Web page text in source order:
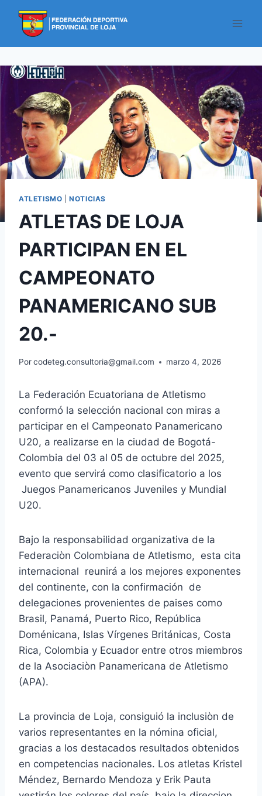
ATLETISMO |NOTICIAS
ATLETAS DE LOJA
PARTICIPAN EN EL
CAMPEONATO
PANAMERICANO SUB
20.-
Porcodeteg.consultoria@gmail.com marzo 4, 2026
La Federación Ecuatoriana de Atletismo
conformó la selección nacional con miras a
participar en el Campeonato Panamericano
U20, a realizarse en la ciudad de Bogotá-
Colombia del 03 al 05 de octubre del 2025,
evento que servirá como clasificatorio a los
Juegos Panamericanos Juveniles y Mundial
U20.
Bajo la responsabilidad organizativa de la
Federaciòn Colombiana de Atletismo, esta cita
internacional reunirá a los mejores exponentes
del continente, con la confirmación de
delegaciones provenientes de paises como
Brasil, Panamá, Puerto Rico, República
Doménicana, Islas Vírgenes Británicas, Costa
Rica, Colombia y Ecuador entre otros miembros
de la Asociaciòn Panamericana de Atletismo
(APA).
La provincia de Loja, consiguió la inclusiòn de
varios representantes en la nómina oficial,
gracias a los destacados resultados obtenidos
en competencias nacionales. Los atletas Kristel
Méndez, Bernardo Mendoza y Erik Pauta